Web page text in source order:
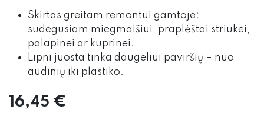
Skirtas greitam remontui gamtoje:
sudegusiam miegmaišiui, praplėštai striukei,
palapinei ar kuprinei.
Lipni juosta tinka daugeliui paviršių – nuo
audinių iki plastiko.
16,45 €